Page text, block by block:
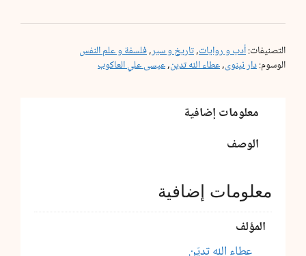
التصنيفات:أدب و روايات,تاريخ و سير,فلسفة و علم النفس
الوسوم:دار نينوى,عطاء الله تدين,عيسى علي العاكوب
معلومات إضافية
الوصف
معلومات إضافية
المؤلف
عطاء الله تديّن